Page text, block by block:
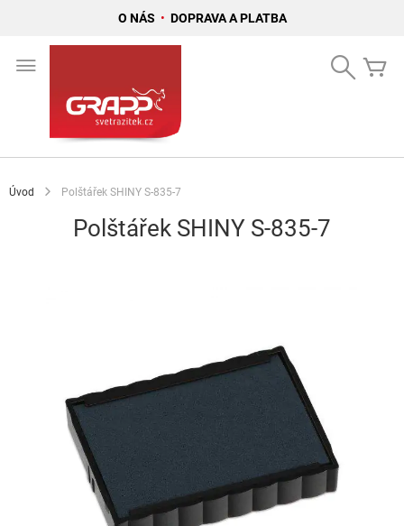
O NÁS • DOPRAVA A PLATBA
Search
Úvod Polštářek SHINY S-835-7
Polštářek SHINY S-835-7